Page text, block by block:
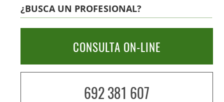
¿BUSCA UN PROFESIONAL?
CONSULTA ON-LINE
692 381 607